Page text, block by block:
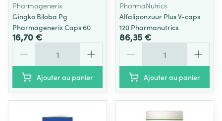
Pharmagenerix
Gingko Biloba Pg
Pharmagenerix Caps 60
16,70 €
Ajouter au panier
PharmaNutrics
Alfaliponzuur Plus V-caps
120 Pharmanutrics
86,35 €
Ajouter au panier